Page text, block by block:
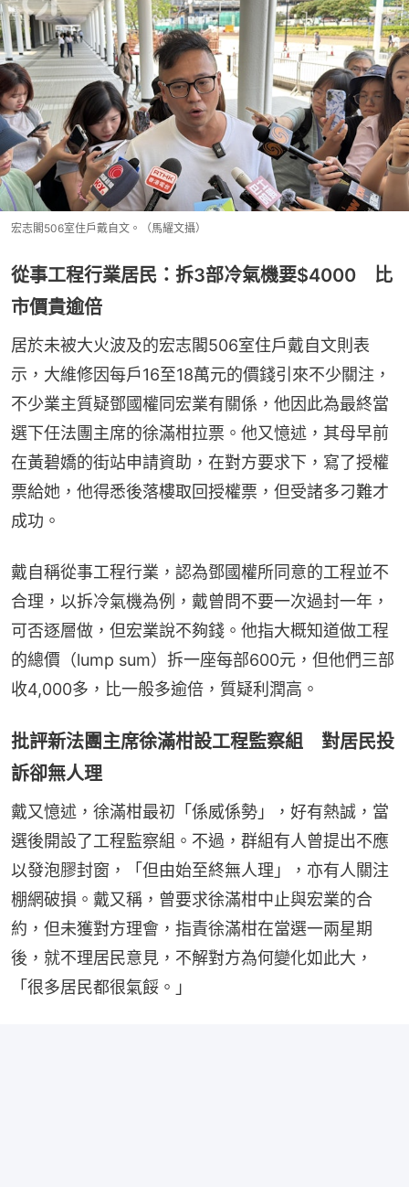
宏志閣506室住戶戴自文。（馬耀文攝）
從事工程行業居民：拆3部冷氣機要$4000 比
市價貴逾倍
居於未被大火波及的宏志閣506室住戶戴自文則表
示，大維修因每戶16至18萬元的價錢引來不少關注，
不少業主質疑鄧國權同宏業有關係，他因此為最終當
選下任法團主席的徐滿柑拉票。他又憶述，其母早前
在黃碧嬌的街站申請資助，在對方要求下，寫了授權
票給她，他得悉後落樓取回授權票，但受諸多刁難才
成功。
戴自稱從事工程行業，認為鄧國權所同意的工程並不
合理，以拆冷氣機為例，戴曾問不要一次過封一年，
可否逐層做，但宏業說不夠錢。他指大概知道做工程
的總價（lump sum）拆一座每部600元，但他們三部
收4,000多，比一般多逾倍，質疑利潤高。
批評新法團主席徐滿柑設工程監察組 對居民投
訴卻無人理
戴又憶述，徐滿柑最初「係威係勢」，好有熱誠，當
選後開設了工程監察組。不過，群組有人曾提出不應
以發泡膠封窗，「但由始至終無人理」，亦有人關注
棚網破損。戴又稱，曾要求徐滿柑中止與宏業的合
約，但未獲對方理會，指責徐滿柑在當選一兩星期
後，就不理居民意見，不解對方為何變化如此大，
「很多居民都很氣餒。」